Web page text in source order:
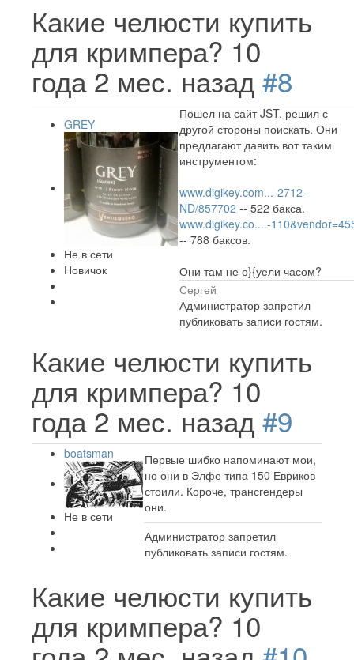
Какие челюсти купить
для кримпера? 10
года 2 мес. назад #8
GREY
Не в сети
Новичок
Пошел на сайт JST, решил с
другой стороны поискать. Они
предлагают давить вот таким
инструментом:
www.digikey.com...-2712-
ND/857702 -- 522 бакса.
www.digikey.co....-
-- 788 баксов.
Они там не о}{уели часом?
Сергей
Администратор запретил
публиковать записи гостям.
Какие челюсти купить
для кримпера? 10
года 2 мес. назад #9
boatsman
Не в сети
Первые шибко напоминают мои,
но они в Элфе типа 150 Евриков
стоили. Короче, трансгендеры
они.
Администратор запретил
публиковать записи гостям.
Какие челюсти купить
для кримпера? 10